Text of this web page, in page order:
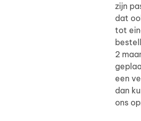
zijn
dat
tot
2
een
dan
ons